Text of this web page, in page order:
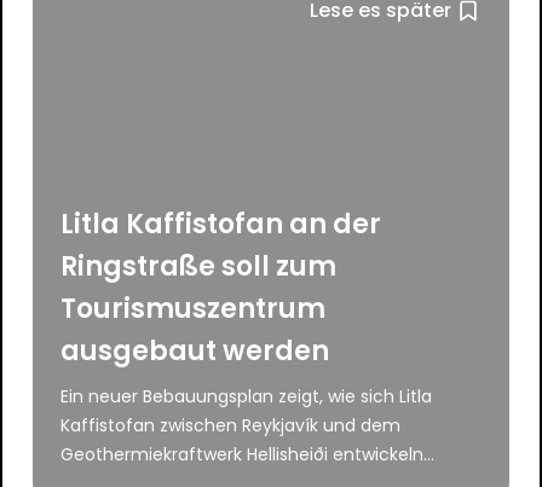
Lese es später
Litla Kaffistofan an der
Ringstraße soll zum
Tourismuszentrum
ausgebaut werden
Ein neuer Bebauungsplan zeigt, wie sich Litla
Kaffistofan zwischen Reykjavík und dem
Geothermiekraftwerk Hellisheiði entwickeln...